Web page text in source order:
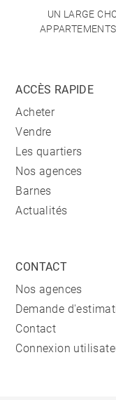
UN LARGE
ACCÈS RAPIDE
Acheter
Vendre
Les quartiers
Nos agences
Barnes
Actualités
CONTACT
Nos agences
Demande
Contact
Connexion